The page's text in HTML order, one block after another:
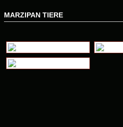
MARZIPAN TIERE